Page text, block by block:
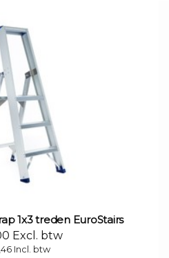
1x3 treden EuroStairs
Excl. btw
Incl. btw